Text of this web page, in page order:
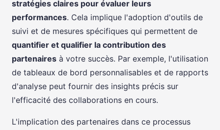
stratégies claires pour évaluer leurs
performances. Cela implique l'adoption d'outils de
suivi et de mesures spécifiques qui permettent de
quantifier et qualifier la contribution des
partenaires à votre succès. Par exemple, l'utilisation
de tableaux de bord personnalisables et de rapports
d'analyse peut fournir des insights précis sur
l'efficacité des collaborations en cours.
L'implication des partenaires dans ce processus